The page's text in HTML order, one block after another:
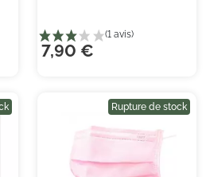
7,90 €
Rupture de stock